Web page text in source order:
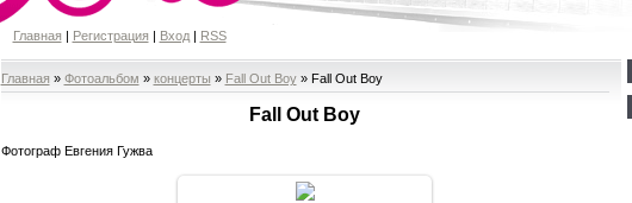
Главная| Регистрация| Вход| RSS
Главная » Фотоальбом » концерты » Fall Out Boy» Fall Out Boy
Fall Out Boy
Фотограф Евгения Гужва